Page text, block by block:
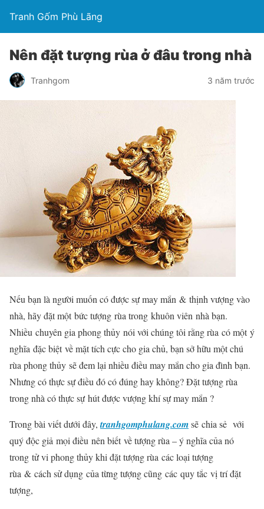
Tranh Gốm Phù Lãng
Nên đặt tượng rùa ở đâu trong nhà
Tranhgom 3 năm trước
Nếu bạn là người muốn có được sự may mắn & thịnh vượng vào
nhà, hãy đặt mộtbức tượng rùa trong khuôn viên nhà bạn.
Nhiều chuyên gia phong thủy nói với chúng tôi rằng rùa có mộtý
nghĩa đặc biệtvề mặt tích cực cho gia chủ, bạn sở hữu một chú
rùa phong thủy sẽ đem lại nhiều điều may mắn cho gia đình bạn.
Nhưng có thực sự điều đó có đúng hay không? Đặt tượng rùa
trong nhà có thực sự hút được vượng khí sự may mắn ?
Trong bài viết dưới đây,tranhgomphulang.comsẽ chia sẻ với
quý độc giả mọi điều nên biếtvề tượng rùa – ý nghĩa của nó
trong tử vi phong thủy khi đặt tượng rùa các loại tượng
rùa & cách sử dụng của từng tượng cũng các quy tắc vị trí đặt
tượng,